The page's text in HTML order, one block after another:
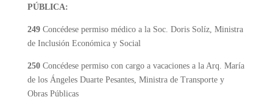
PÚBLICA:
249 Concédese permiso médico a la Soc. Doris Solíz, Ministra
de Inclusión Económica y Social
250 Concédese permiso con cargo a vacaciones a la Arq. María
de los Ángeles Duarte Pesantes, Ministra de Transporte y
Obras Públicas